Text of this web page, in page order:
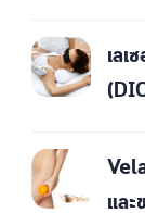
เล
และ